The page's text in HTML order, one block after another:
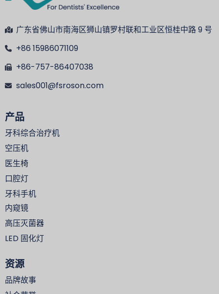
广东省佛山市南海区狮山镇罗村联和工业区恒桂中路 9 号
+86 15986071109
+86-757-86407038
sales001@fsroson.com
产品
牙科综合治疗机
空压机
医生椅
口腔灯
牙科手机
内窥镜
高压灭菌器
LED 固化灯
资源
品牌故事